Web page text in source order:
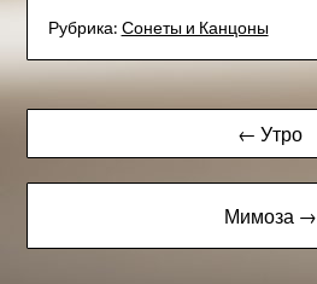
Рубрика: Сонеты и Канцоны
Навигация
по
← Утро
Мимоза →